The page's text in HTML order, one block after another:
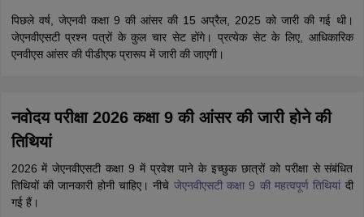
पिछले वर्ष, जेएनवी कक्षा 9 की आंसर की 15 अप्रैल, 2025 को जारी की गई थी।
जेएनवीएसटी प्रश्न पत्रों के कुल चार सेट होंगे। प्रत्येक सेट के लिए, आधिकारिक
एनवीएस आंसर की पीडीएफ प्रारूप में जारी की जाएगी।
नवोदय परीक्षा 2026 कक्षा 9 की आंसर की जारी होने की
तिथियां
2026 में जेएनवीएसटी कक्षा 9 में प्रवेश पाने के इच्छुक छात्रों को परीक्षा से संबंधित
तिथियों की जानकारी होनी चाहिए। नीचे जेएनवीएसटी कक्षा 9 की महत्वपूर्ण तिथियां दी
गई हैं।